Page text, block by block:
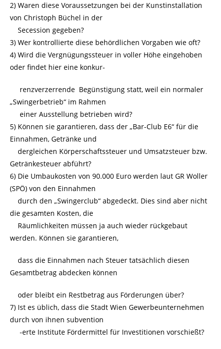
2) Waren diese Voraussetzungen bei der Kunstinstallation
von Christoph Büchel in der
Secession gegeben?
3) Wer kontrollierte diese behördlichen Vorgaben wie oft?
4) Wird die Vergnügungssteuer in voller Höhe eingehoben
oder findet hier eine konkur-
renzverzerrende Begünstigung statt, weil ein normaler
„Swingerbetrieb“ im Rahmen
einer Ausstellung betrieben wird?
5) Können sie garantieren, dass der „Bar-Club E6“ für die
Einnahmen, Getränke und
dergleichen Körperschaftssteuer und Umsatzsteuer bzw.
Getränkesteuer abführt?
6) Die Umbaukosten von 90.000 Euro werden laut GR Woller
(SPÖ) von den Einnahmen
durch den „Swingerclub“ abgedeckt. Dies sind aber nicht
die gesamten Kosten, die
Räumlichkeiten müssen ja auch wieder rückgebaut
werden. Können sie garantieren,
dass die Einnahmen nach Steuer tatsächlich diesen
Gesamtbetrag abdecken können
oder bleibt ein Restbetrag aus Förderungen über?
7) Ist es üblich, dass die Stadt Wien Gewerbeunternehmen
durch von ihnen subvention
-erte Institute Fördermittel für Investitionen vorschießt?